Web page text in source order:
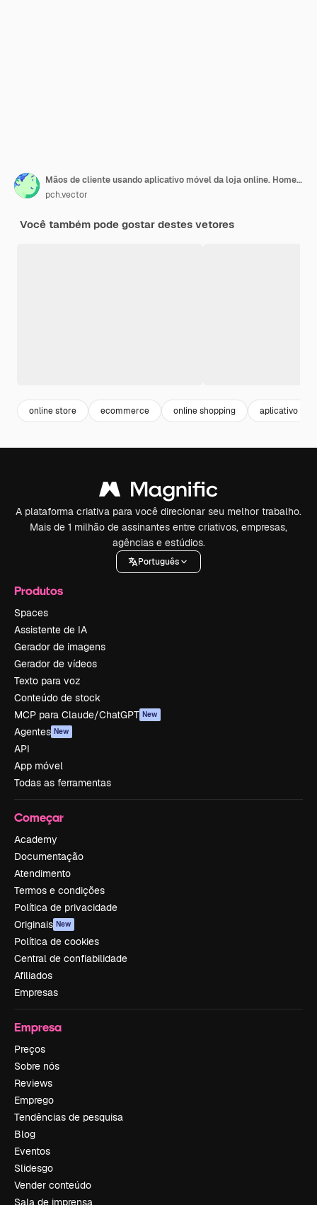
Mãos de cliente usando aplicativo móvel da loja online. Homem tocando a categoria de produtos na tela do telefone, segurando o cartão de crédito e dinheiro para ilustração vetorial plana de pagamento. Conceito de comércio eletrônico
pch.vector
Você também pode gostar destes vetores
online store ecommerce online shopping aplicativo
A plataforma criativa para você direcionar seu melhor trabalho.
Mais de 1 milhão de assinantes entre criativos, empresas,
agências e estúdios.
Português
Produtos
Spaces
Assistente de IA
Gerador de imagens
Gerador de vídeos
Texto para voz
Conteúdo de stock
MCP para Claude/ChatGPT New
Agentes New
API
App móvel
Todas as ferramentas
Começar
Academy
Documentação
Atendimento
Termos e condições
Política de privacidade
Originais New
Política de cookies
Central de confiabilidade
Afiliados
Empresas
Empresa
Preços
Sobre nós
Reviews
Emprego
Tendências de pesquisa
Blog
Eventos
Slidesgo
Vender conteúdo
Sala de imprensa